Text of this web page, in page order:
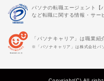
パソナの転職エージェント【
など転職に関する情報・サー
「パソナキャリア」は職業紹
※「パソナキャリア」は株式会社パ